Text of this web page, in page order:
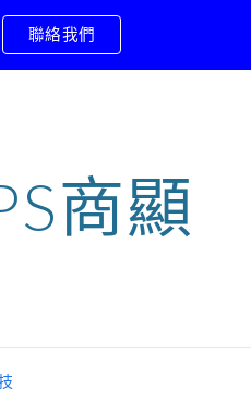
Skip to navigation
聯絡我們
商顯